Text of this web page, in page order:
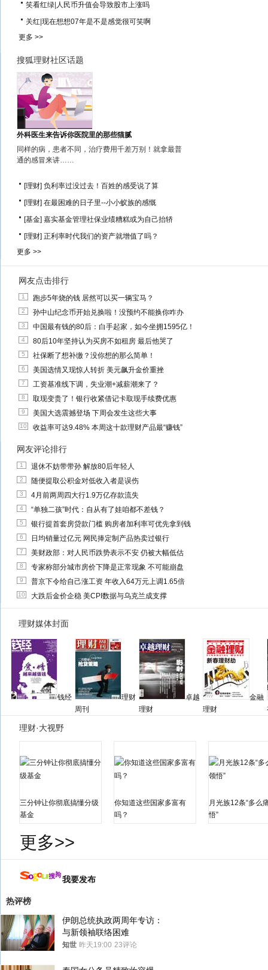
笑看红绿 人民币升值会导致股市上涨吗
关红 现在想想07年是不是感觉很可笑啊
更多 >>
搜狐理财社区话题
外科医生来告诉你医院里的那些猫腻
同样的病，患者不同，治疗费用千差万别！就拿最普
通的感冒来讲……
[理财] 负利率过没过去！百姓的感受说了算
[理财] 在最困难的日子里--小小蚁族的感慨
[基金] 嘉实基金管理社保业绩糟糕或为自己抬轿
[理财] 正利率时代我们的资产就增值了吗？
更多 >>
网友点击排行
1 跑步5年烧的钱 居然可以买一辆宝马？
2 孙中山纪念币开始兑换啦！没预约不能换你咋办
3 中国最有钱的80后：白手起家，如今坐拥1595亿！
4 80后10年坚持认为买房不如租房 最后他哭了
5 社保断了想补缴？没你想的那么简单！
6 美国选情又现惊人转折 美元飙升金价重挫
7 工资基准线下调，失业潮+减薪潮来了？
8 取现变贵了！银行收紧借记卡取现手续费优惠
9 美国大选震撼登场 下周会发生这些大事
10 收益率可达9.48% 本周这十款理财产品最“赚钱”
网友评论排行
1 退休不妨带带孙 解放80后年轻人
2 随便提取公积金对低收入者是误伤
3 4月前两周四大行1.9万亿存款流失
4 “单独二孩”时代：自从有了娃咱都不差钱？
5 银行提首套房贷款门槛 购房者加利率可优先拿到钱
6 日均销量过亿元 网民捧定制产品热卖过银行
7 美财政部：对人民币跌势表示不安 仍被大幅低估
8 专家称部分城市房价下降是正常现象 不可能崩盘
9 普京下令给自己涨工资 年收入64万元上调1.65倍
10 大跌后金价企稳 美CPI数据与乌克兰成支撑
理财媒体封面
钱经
理财
周刊
卓越
理财
金融
理财
理财·大视野
三分钟让你彻底搞懂分级
基金
你知道这些国家多富有
吗？
月光族12条“多么
悟”
更多>>
我要发布
热评榜
伊朗总统执政两周年专访：
与新领袖联络困难
知世 昨天19:00 23评论